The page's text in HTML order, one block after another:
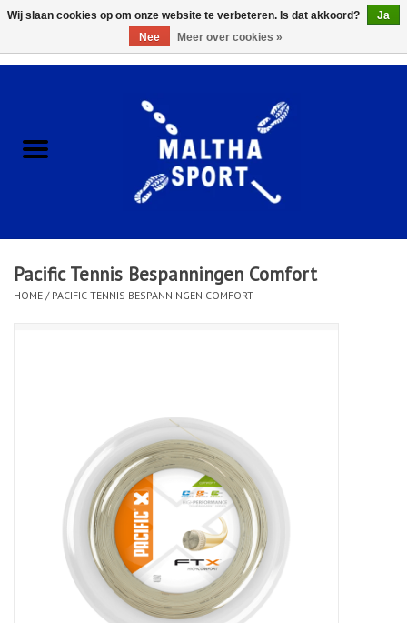
ACCESSOIRES/HARDWARE
KLEDING
CLUBSHOPS
Pacific Tennis Bespanningen Comfort
HOME / PACIFIC TENNIS BESPANNINGEN COMFORT
Wij slaan cookies op om onze website te verbeteren. Is dat akkoord?
Ja
Nee
Meer over cookies »